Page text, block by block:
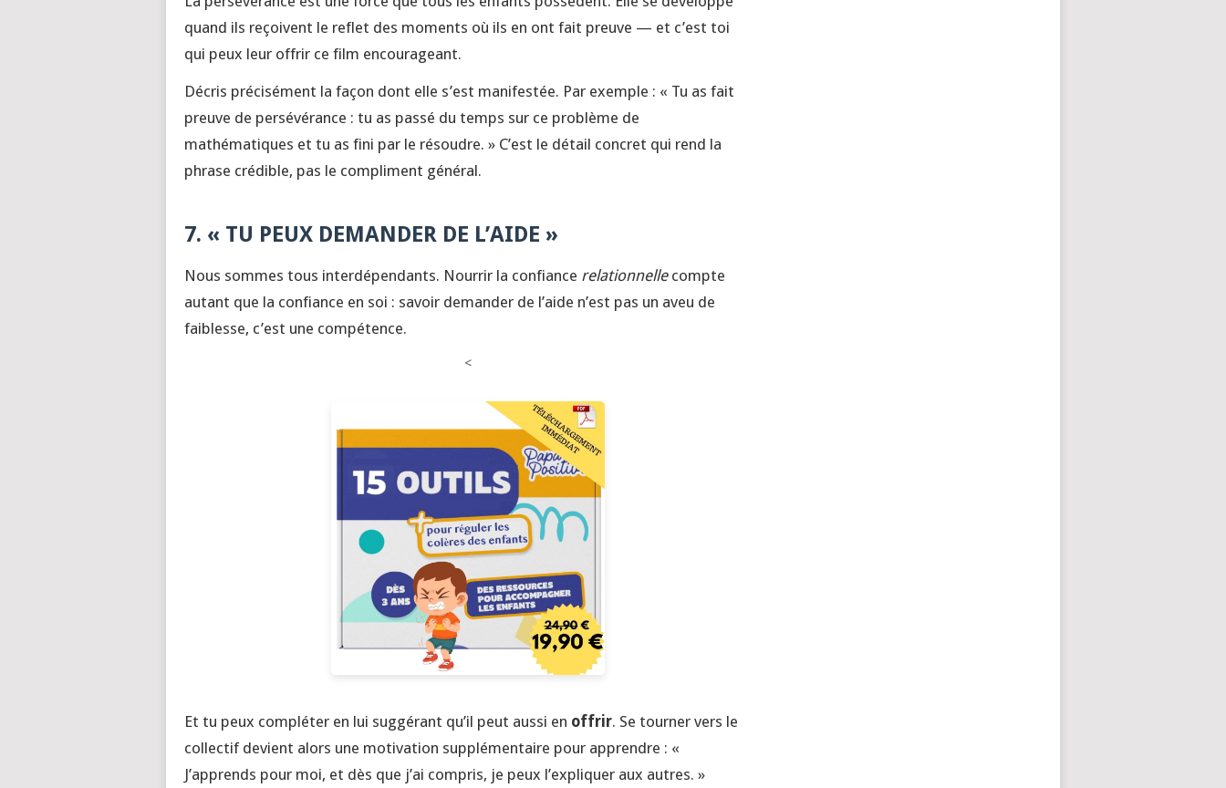
quand ils reçoivent le reflet des moments où ils en ont fait preuve — et c’est toi
qui peux leur offrir ce film encourageant.
Décris précisément la façon dont elle s’est manifestée. Par exemple : « Tu as fait
preuve de persévérance : tu as passé du temps sur ce problème de
mathématiques et tu as fini par le résoudre. » C’est le détail concret qui rend la
phrase crédible, pas le compliment général.
7. « TU PEUX DEMANDER DE L’AIDE »
Nous sommes tous interdépendants. Nourrir la confiance relationnellecompte
autant que la confiance en soi : savoir demander de l’aide n’est pas un aveu de
faiblesse, c’est une compétence.
<
Et tu peux compléter en lui suggérant qu’il peut aussi en offrir. Se tourner vers le
collectif devient alors une motivation supplémentaire pour apprendre : «
J’apprends pour moi, et dès que j’ai compris, je peux l’expliquer aux autres. »